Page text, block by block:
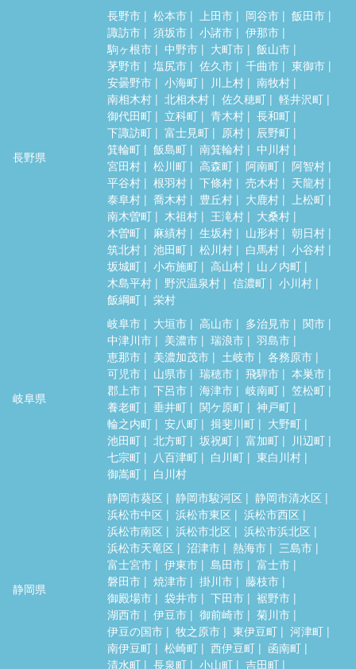
長野県
長野市 松本市 上田市 岡谷市
飯田市
諏訪市
須坂市 小諸市
伊那市
駒ヶ根市
中野市 大町市
飯山市
茅野市
塩尻市 佐久市 千曲市
東御市
安曇野市
小海町 川上村
南牧村
南相木村
北相木村 佐久穂町
軽井沢町
御代田町
立科町 青木村
長和町
下諏訪町
富士見町 原村
辰野町
箕輪町
飯島町 南箕輪村
中川村
宮田村
松川町 高森町 阿南町
阿智村
平谷村
根羽村 下條村 売木村
天龍村
泰阜村
喬木村 豊丘村 大鹿村
上松町
南木曽町
木祖村 王滝村
大桑村
木曽町
麻績村 生坂村 山形村
朝日村
筑北村
池田町 松川村 白馬村
小谷村
坂城町
小布施町 高山村
山ノ内町
木島平村
野沢温泉村 信濃町
小川村
飯綱町
栄村
岐阜県
岐阜市 大垣市 高山市 多治見市
関市
中津川市
美濃市 瑞浪市
羽島市
恵那市
美濃加茂市 土岐市
各務原市
可児市
山県市 瑞穂市 飛騨市
本巣市
郡上市
下呂市 海津市 岐南町
笠松町
養老町
垂井町 関ケ原町
神戸町
輪之内町
安八町 揖斐川町
大野町
池田町
北方町 坂祝町 富加町
川辺町
七宗町
八百津町 白川町
東白川村
御嵩町
白川村
静岡県
静岡市葵区 静岡市駿河区
静岡市清水区
浜松市中区
浜松市東区
浜松市西区
浜松市南区
浜松市北区
浜松市浜北区
浜松市天竜区
沼津市 熱海市
三島市
富士宮市
伊東市 島田市
富士市
磐田市
焼津市 掛川市
藤枝市
御殿場市
袋井市 下田市
裾野市
湖西市
伊豆市 御前崎市
菊川市
伊豆の国市
牧之原市 東伊豆町
河津町
南伊豆町
松崎町 西伊豆町
函南町
清水町
長泉町 小山町
吉田町